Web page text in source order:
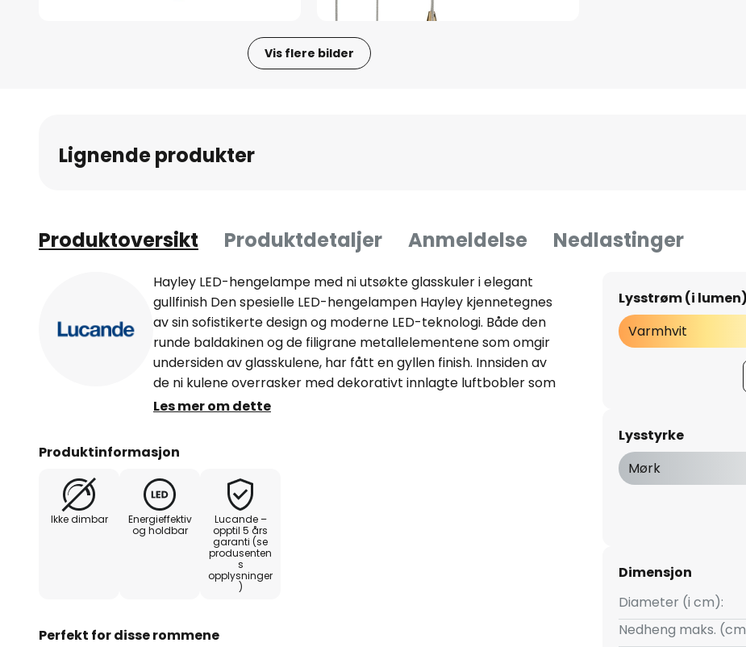
Vis flere bilder
bildegalleri
Lignende produkter
Produktoversikt Produktdetaljer Anmeldelse Nedlastinger
Hayley LED-hengelampe med ni utsøkte glasskuler i elegant
gullfinish Den spesielle LED-hengelampen Hayley kjennetegnes
av sin sofistikerte design og moderne LED-teknologi. Både den
runde baldakinen og de filigrane metallelementene som omgir
undersiden av glasskulene, har fått en gyllen finish. Innsiden av
de ni kulene overrasker med dekorativt innlagte luftbobler som
understreker armaturens individuelle stil. De fastmonterte,
også egner seg til å belyse større romområder. Lyset fordeles
indirekte og jevnt i rommet uten å blende. Den elegante og
iøynefallende designen til denne vakre lyskilden kan integreres i
en rekke ulike interiører og etterlater et varig inntrykk på
betrakteren.
Les mer om dette
Produktinformasjon
Ikke dimbar
Energieffektiv
og holdbar
Lucande –
opptil 5 års
garanti (se
produsenten
s
opplysninger
)
Perfekt for disse rommene
Lysstrøm (i lumen)
Varmhvit
Lysstyrke
Mørk
Dimensjon
Diameter (i cm):
Nedheng maks.